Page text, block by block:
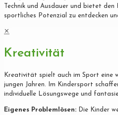
Technik und Ausdauer und bietet den
sportliches Potenzial zu entdecken
✕
Kreativität
Kreativität spielt auch im Sport eine
jungen Jahren. Im Kindersport
individuelle Lösungswege und
Eigenes Problemlösen: Die Kinder